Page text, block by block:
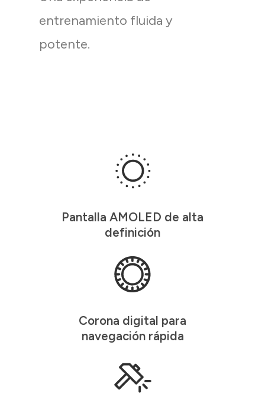
entrenamiento fluida y
potente.
Pantalla AMOLED de alta
definición
Corona digital para
navegación rápida